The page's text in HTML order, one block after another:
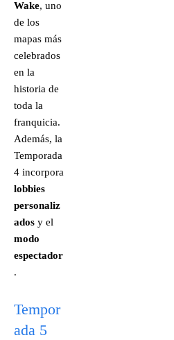
Wake, uno
de los
mapas más
celebrados
en la
historia de
toda la
franquicia.
Además, la
Temporada
4 incorpora
lobbies
personaliz
ados y el
modo
espectador
.
Tempor
ada 5